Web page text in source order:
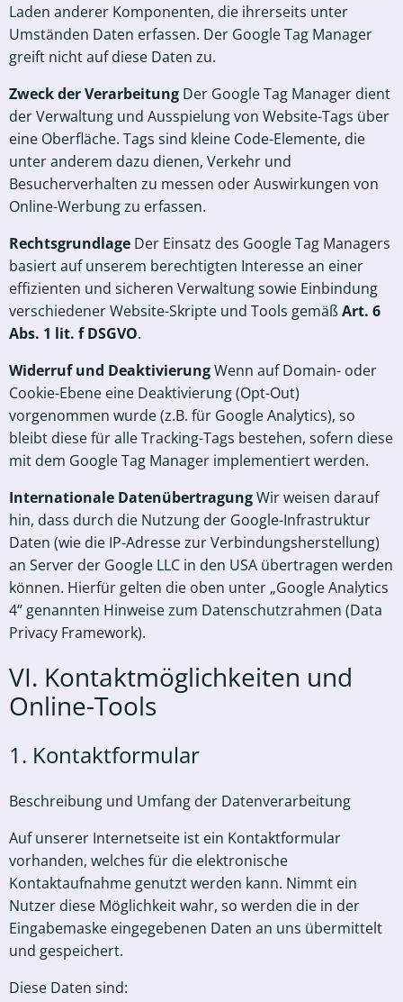
Laden anderer Komponenten, die ihrerseits unter
Umständen Daten erfassen. Der Google Tag Manager
greift nicht auf diese Daten zu.
Zweck der Verarbeitung Der Google Tag Manager dient
der Verwaltung und Ausspielung von Website-Tags über
eine Oberfläche. Tags sind kleine Code-Elemente, die
unter anderem dazu dienen, Verkehr und
Besucherverhalten zu messen oder Auswirkungen von
Online-Werbung zu erfassen.
Rechtsgrundlage Der Einsatz des Google Tag Managers
basiert auf unserem berechtigten Interesse an einer
effizienten und sicheren Verwaltung sowie Einbindung
verschiedener Website-Skripte und Tools gemäßArt. 6
Abs. 1 lit. f DSGVO.
Widerruf und DeaktivierungWenn auf Domain- oder
Cookie-Ebene eine Deaktivierung (Opt-Out)
vorgenommen wurde (z.B. für Google Analytics), so
bleibt diese für alle Tracking-Tags bestehen, sofern diese
mit dem Google Tag Manager implementiert werden.
Internationale DatenübertragungWir weisen darauf
hin, dass durch die Nutzung der Google-Infrastruktur
Daten (wie die IP-Adresse zur Verbindungsherstellung)
an Server der Google LLC in den USA übertragen werden
können. Hierfür gelten die oben unter „Google Analytics
4“ genannten Hinweise zum Datenschutzrahmen (Data
Privacy Framework).
VI. Kontaktmöglichkeiten und
Online-Tools
1. Kontaktformular
Beschreibung und Umfang der Datenverarbeitung
Auf unserer Internetseite ist ein Kontaktformular
vorhanden, welches für die elektronische
Kontaktaufnahme genutzt werden kann. Nimmt ein
Nutzer diese Möglichkeit wahr, so werden die in der
Eingabemaske eingegebenen Daten an uns übermittelt
und gespeichert.
Diese Daten sind: